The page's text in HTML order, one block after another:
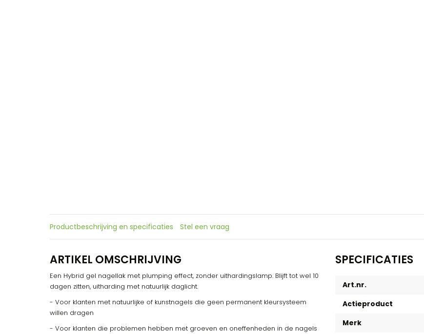
Productbeschrijving en specificaties Stel een vraag
ARTIKEL OMSCHRIJVING
Een Hybrid gel nagellak met plumping effect, zonder uithardingslamp. Blijft tot wel 10
dagen zitten, uitharding met natuurlijk daglicht.
- Voor klanten met natuurlijke of kunstnagels die geen permanent kleursysteem
willen dragen
- Voor klanten die problemen hebben met groeven en oneffenheden in de nagels
SPECIFICATIES
Art.nr.
Actieproduct
Merk